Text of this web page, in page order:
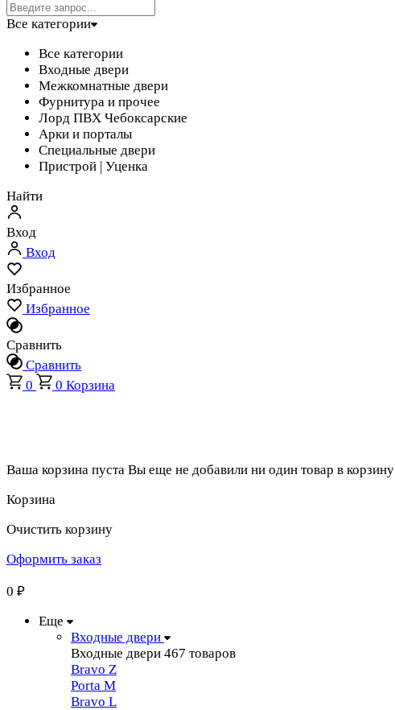
Все категории
Все категории
Входные двери
Межкомнатные двери
Фурнитура и прочее
Лорд ПВХ Чебоксарские
Арки и порталы
Специальные двери
Пристрой | Уценка
Найти
Вход
Вход
Избранное
Избранное
Сравнить
Сравнить
0
0 Корзина
Ваша корзина пуста Вы еще не добавили ни один товар в корзину
Корзина
Очистить корзину
Оформить заказ
0 ₽
Еще
Входные двери
Входные двери 467 товаров
Bravo Z
Porta М
Bravo L